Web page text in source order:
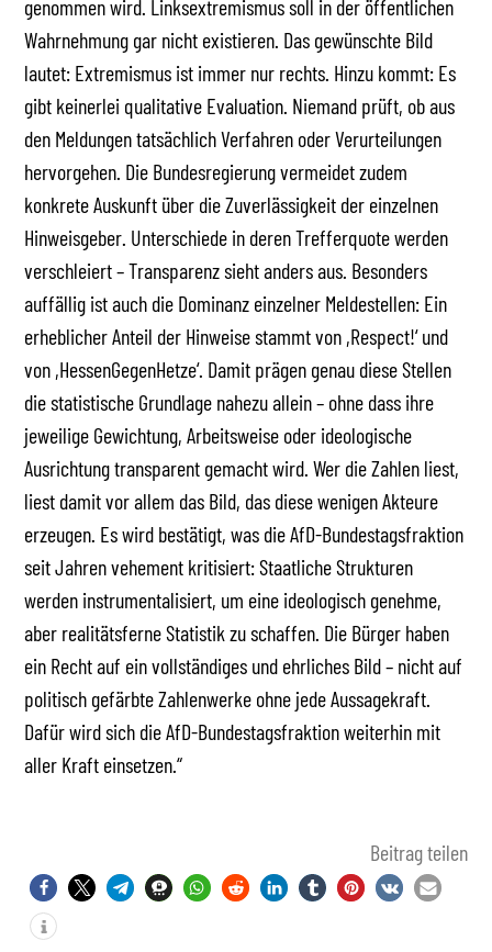
genommen wird. Linksextremismus soll in der öffentlichen
Wahrnehmung gar nicht existieren. Das gewünschte Bild
lautet: Extremismus ist immer nur rechts. Hinzu kommt: Es
gibt keinerlei qualitative Evaluation. Niemand prüft, ob aus
den Meldungen tatsächlich Verfahren oder Verurteilungen
hervorgehen. Die Bundesregierung vermeidet zudem
konkrete Auskunft über die Zuverlässigkeit der einzelnen
Hinweisgeber. Unterschiede in deren Trefferquote werden
verschleiert – Transparenz sieht anders aus. Besonders
auffällig ist auch die Dominanz einzelner Meldestellen: Ein
erheblicher Anteil der Hinweise stammt von ,Respect!‘ und
von ,HessenGegenHetze‘. Damit prägen genau diese Stellen
die statistische Grundlage nahezu allein – ohne dass ihre
jeweilige Gewichtung, Arbeitsweise oder ideologische
Ausrichtung transparent gemacht wird. Wer die Zahlen liest,
liest damit vor allem das Bild, das diese wenigen Akteure
erzeugen. Es wird bestätigt, was die AfD-Bundestagsfraktion
seit Jahren vehement kritisiert: Staatliche Strukturen
werden instrumentalisiert, um eine ideologisch genehme,
aber realitätsferne Statistik zu schaffen. Die Bürger haben
ein Recht auf ein vollständiges und ehrliches Bild – nicht auf
politisch gefärbte Zahlenwerke ohne jede Aussagekraft.
Dafür wird sich die AfD-Bundestagsfraktion weiterhin mit
aller Kraft einsetzen.“
Beitrag teilen